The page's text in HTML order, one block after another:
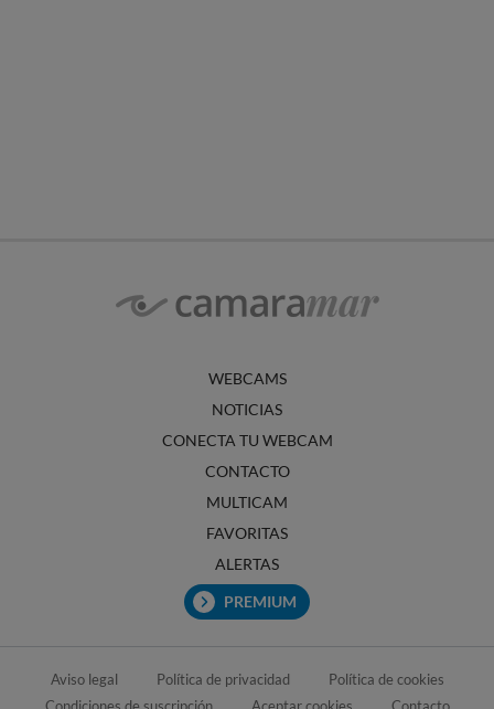
WEBCAMS
NOTICIAS
CONECTA TU WEBCAM
CONTACTO
MULTICAM
FAVORITAS
ALERTAS
PREMIUM
Aviso legal Política de privacidad
Política de cookies